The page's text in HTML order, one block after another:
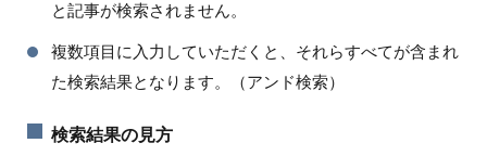
と記事が検索されません。
複数項目に入力していただくと、それらすべてが含まれ
た検索結果となります。（アンド検索）
検索結果の見方